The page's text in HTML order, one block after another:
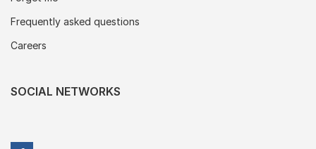
Frequently asked questions
Careers
SOCIAL NETWORKS